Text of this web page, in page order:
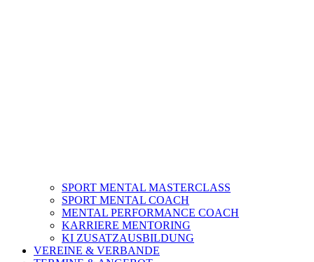
SPORT MENTAL MASTERCLASS
SPORT MENTAL COACH
MENTAL PERFORMANCE COACH
KARRIERE MENTORING
KI ZUSATZAUSBILDUNG
VEREINE & VERBANDE